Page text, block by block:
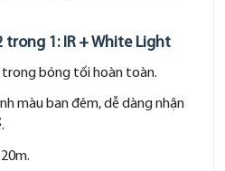
1: IR + White Light
trong bóng tối hoàn toàn.
màu ban đêm, dễ dàng nhận